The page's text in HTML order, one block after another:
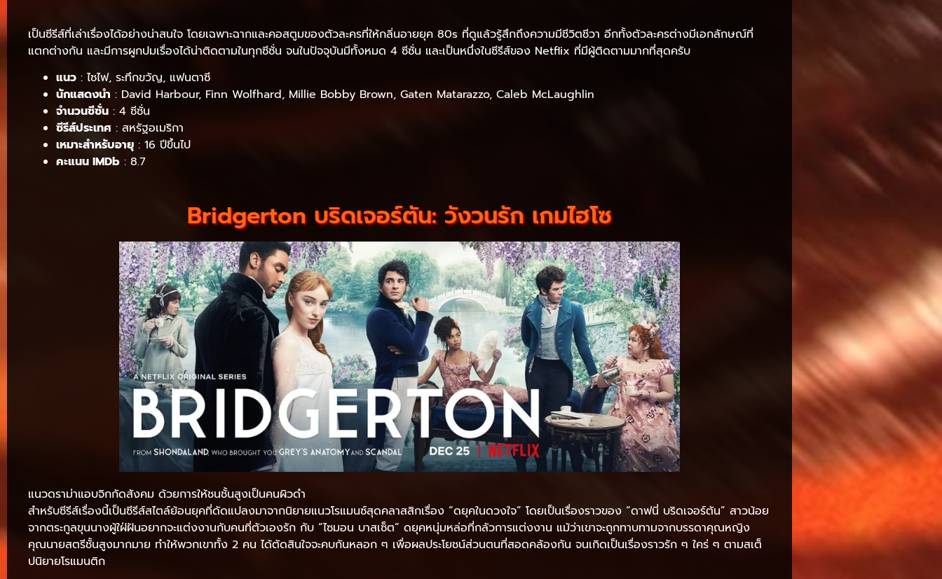
เป็นซีรีส์ที่เล่าเรื่องได้อย่างน่าสนใจ โดยเฉพาะฉากและคอสตูมของตัวละครที่ให้กลิ่นอายยุค 80s ที่ดูแล้วรู้สึกถึงความมีชีวิตชีวา อีกทั้งตัวละครต่างมีเอกลักษณ์ที่
แตกต่างกัน และมีการผูกปมเรื่องได้น่าติดตามในทุกซีซั่น จนในปัจจุบันมีทั้งหมด 4 ซีซั่น และเป็นหนึ่งในซีรีส์ของ Netflix ที่มีผู้ติดตามมากที่สุดครับ
แนว : ไซไฟ, ระทึกขวัญ, แฟนตาซี
นักแสดงนำ : David Harbour, Finn Wolfhard, Millie Bobby Brown, Gaten Matarazzo, Caleb McLaughlin
จำนวนซีซั่น : 4 ซีซั่น
ซีรีส์ประเทศ : สหรัฐอเมริกา
เหมาะสำหรับอายุ : 16 ปีขึ้นไป
คะแนน IMDb : 8.7
Bridgerton บริดเจอร์ตัน: วังวนรัก เกมไฮโซ
แนวดราม่าแอบจิกกัดสังคม ด้วยการให้ชนชั้นสูงเป็นคนผิวดำ
สำหรับซีรีส์เรื่องนี้เป็นซีรีส์สไตล์ย้อนยุคที่ดัดแปลงมาจากนิยายแนวโรแมนซ์สุดคลาสสิกเรื่อง “ดยุคในดวงใจ” โดยเป็นเรื่องราวของ “ดาฟนี่ บริดเจอร์ตัน” สาวน้อย
จากตระกูลขุนนางผู้ใฝ่ฝันอยากจะแต่งงานกับคนที่ตัวเองรัก กับ “ไซมอน บาสเซ็ต” ดยุคหนุ่มหล่อที่กลัวการแต่งงาน แม้ว่าเขาจะถูกทาบทามจากบรรดาคุณหญิง
คุณนายสตรีชั้นสูงมากมาย ทำให้พวกเขาทั้ง 2 คน ได้ตัดสินใจจะคบกันหลอก ๆ เพื่อผลประโยชน์ส่วนตนที่สอดคล้องกัน จนเกิดเป็นเรื่องราวรัก ๆ ใคร่ ๆ ตามสเต็
ปนิยายโรแมนติก